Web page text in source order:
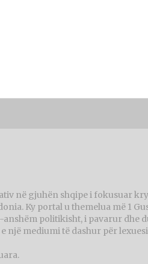
në gjuhën shqipe i fokusuar
Ky portal u themelua më 1
anshëm politikisht, i pavarur dhe
një mediumi të dashur për